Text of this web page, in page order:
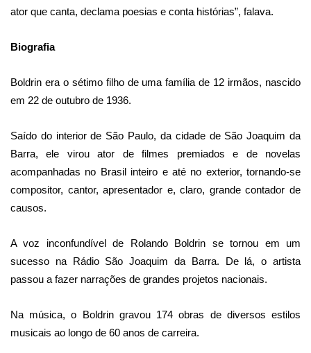
ator que canta, declama poesias e conta histórias”, falava.
Biografia
Boldrin era o sétimo filho de uma família de 12 irmãos, nascido
em 22 de outubro de 1936.
Saído do interior de São Paulo, da cidade de São Joaquim da
Barra, ele virou ator de filmes premiados e de novelas
acompanhadas no Brasil inteiro e até no exterior, tornando-se
compositor, cantor, apresentador e, claro, grande contador de
causos.
A voz inconfundível de Rolando Boldrin se tornou em um
sucesso na Rádio São Joaquim da Barra. De lá, o artista
passou a fazer narrações de grandes projetos nacionais.
Na música, o Boldrin gravou 174 obras de diversos estilos
musicais ao longo de 60 anos de carreira.